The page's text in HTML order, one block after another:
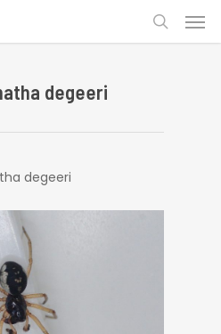
search
degeeri
degeeri